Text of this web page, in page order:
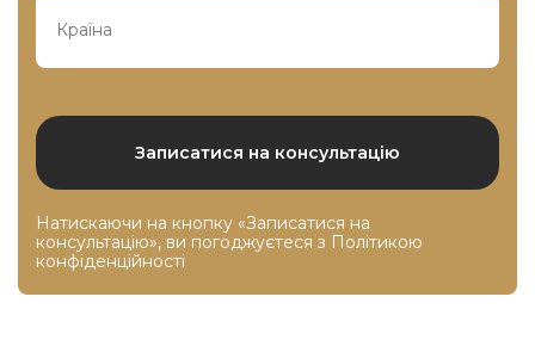
Натискаючи на кнопку «Записатися на
консультацію», ви погоджуєтеся з Політикою
конфіденційності